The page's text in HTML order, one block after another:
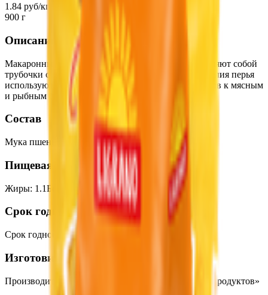
1.84 руб/кг
900 г
Описание
Макаронные изделия вытянутой формы, представляют собой
трубочки с скошенными краями. Макаронные изделия перья
используют для приготовления различных гарниров к мясным
и рыбным блюдам.
Состав
Мука пшеничная в/с М54-28, вода.
Пищевая ценность на 100г
Жиры: 1.1Белки Калории:329 Углеводы
Срок годности
Срок годности:24 месяца
Изготовитель
Производитель:
УП «Борисовский комбинат хлебопродуктов»